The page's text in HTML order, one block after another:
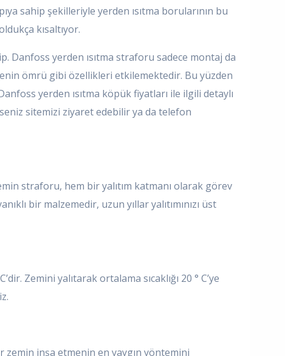
sahip şekilleriyle yerden ısıtma borularının bu
kısaltıyor.
Danfoss yerden ısıtma straforu sadece montaj da
ömrü gibi özellikleri etkilemektedir. Bu yüzden
yerden ısıtma köpük fiyatları ile ilgili detaylı
sitemizi ziyaret edebilir ya da telefon
straforu, hem bir yalıtım katmanı olarak görev
bir malzemedir, uzun yıllar yalıtımınızı üst
Zemini yalıtarak ortalama sıcaklığı 20 ° C’ye
zemin inşa etmenin en yaygın yöntemini